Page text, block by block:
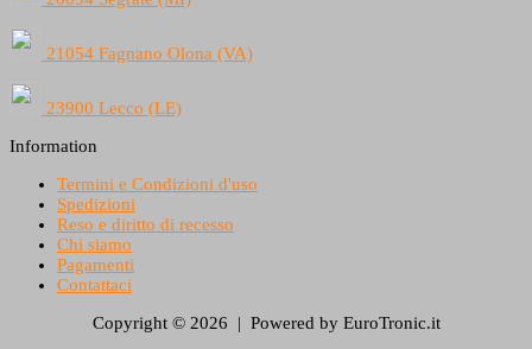
21054 Fagnano Olona (VA)
23900 Lecco (LE)
Information
Termini e Condizioni d'uso
Spedizioni
Reso e diritto di recesso
Chi siamo
Pagamenti
Contattaci
Copyright © 2026 | Powered by EuroTronic.it